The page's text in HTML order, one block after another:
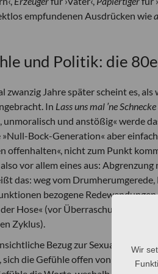
empfundenen Ausdrücken wie
und Politik: die
zwanzig Jahre später scheint es,
In Lass uns mal ′ne
unmoralisch und anstößig« werde
»Null-Bock-Generation« aber
offenhalten«, nicht zum Punkt
vor allem eines aus:
das: weg vom
bezogene
der Hose« (vor Überraschung) oder
Zyklus).
Bezug zur Sexualität ist
sich die Gefühle offen von der Seele
Wir